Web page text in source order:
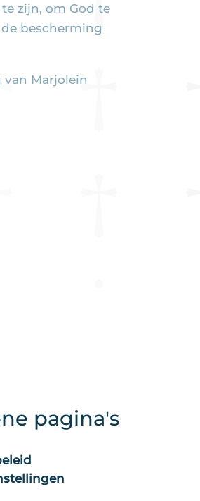
zijn, om God te
bescherming
Marjolein
pagina's